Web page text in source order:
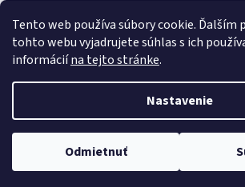
Tento web používa súbory cookie. Ďalším
tohto webu vyjadrujete súhlas s ich
informáciína tejto stránke.
Nastavenie
Odmietnuť
Copyright 2026Gastroparty. Všetky práva